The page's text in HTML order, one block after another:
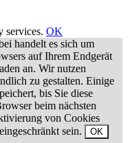
services. OK
handelt es sich um
auf Ihrem Endgerät
an. Wir nutzen
zu gestalten. Einige
bis Sie diese
beim nächsten
von Cookies
sein.
OK